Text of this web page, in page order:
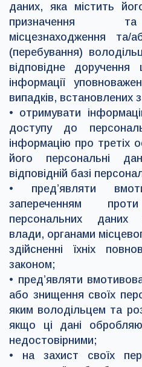
даних, яка містить
призначення
місцезнаходження та/
(перебування)
відповідне
інформації
випадків, встановлених
• отримувати
доступу до
інформацію про третіх
його персональні
відповідній базі
• пред’являти
запереченням
персональних даних
влади, органами
здійсненні їхніх
законом;
• пред’являти
або знищення своїх
яким володільцем та
якщо ці дані
недостовірними;
• на захист своїх